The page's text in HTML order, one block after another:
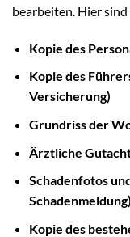
bearbeiten. Hier
Kopie des
Kopie des
Versicherung)
Grundriss der
Ärztliche
Schadenfotos
Schadenmeldung)
Kopie des